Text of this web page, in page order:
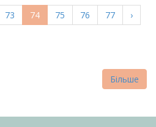
Page
73
Поточна
сторінка
74 Page
75 Page
76 Page
77
›
Більше